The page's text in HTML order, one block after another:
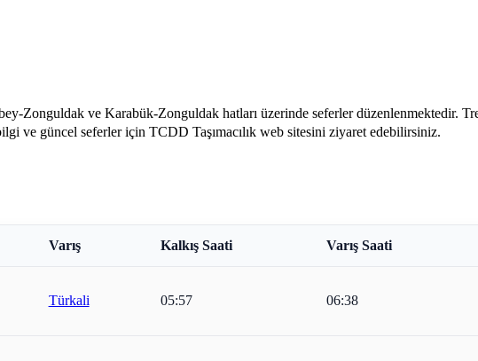
Zonguldak ve Karabük-Zonguldak hatları üzerinde seferler düzenlenmektedir.
ve güncel seferler için TCDD Taşımacılık web sitesini ziyaret edebilirsiniz.
Varış Kalkış Saati Varış Saati
Türkali 05:57 06:38